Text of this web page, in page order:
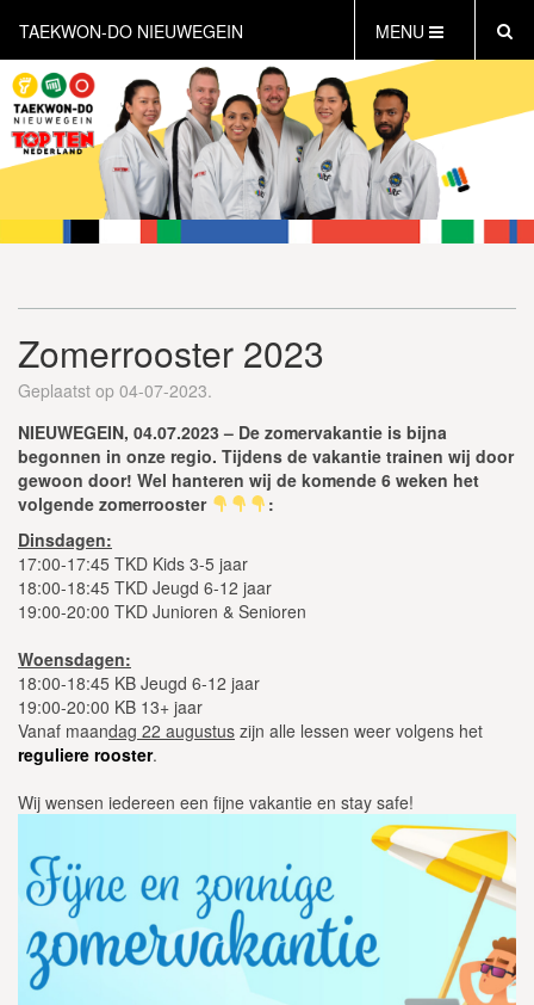
TAEKWON-DO NIEUWEGEIN MENU
HOME
NIEUWS
AGENDA
INFORMATIE
LESTIJDEN
WAT IS KICKBOKSEN?
WAT IS DEFENSE?
PERSONAL TRAINING
CONTACT
Zomerrooster 2023
Geplaatst op 04-07-2023.
NIEUWEGEIN, 04.07.2023 – De zomervakantie is bijna
begonnen in onze regio. Tijdens de vakantie trainen wij door
gewoon door! Wel hanteren wij de komende 6 weken het
volgende zomerrooster
:
Dinsdagen:
17:00-17:45 TKD Kids 3-5 jaar
18:00-18:45 TKD Jeugd 6-12 jaar
19:00-20:00 TKD Junioren & Senioren
Woensdagen:
18:00-18:45 KB Jeugd 6-12 jaar
19:00-20:00 KB 13+ jaar
Vanaf maandag 22 augustus zijn alle lessen weer volgens het
reguliere rooster.
Wij wensen iedereen een fijne vakantie en stay safe!